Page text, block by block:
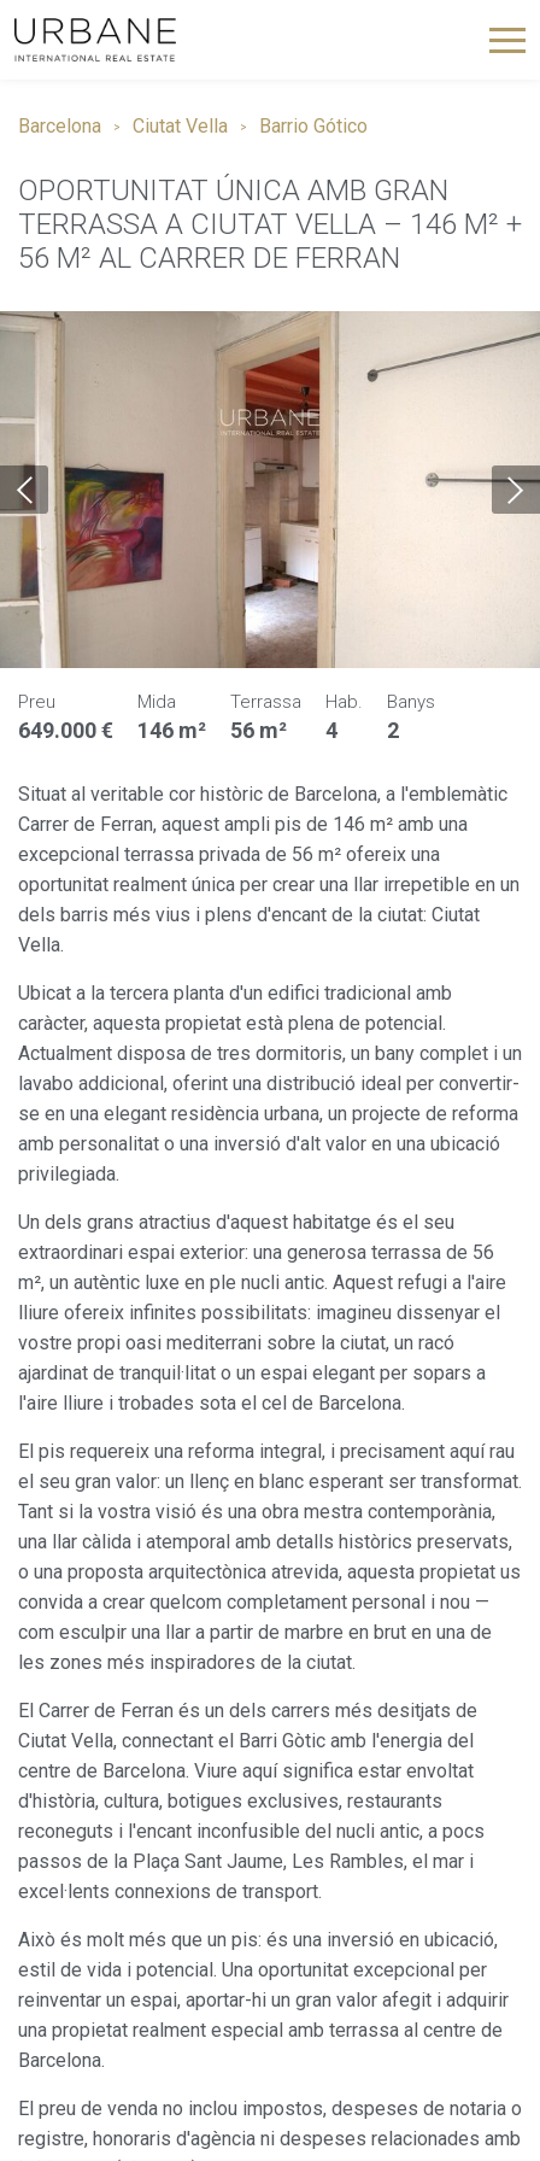
Barcelona Ciutat Vella Barrio Gótico
OPORTUNITAT ÚNICA AMB GRAN
TERRASSA A CIUTAT VELLA – 146 M² +
56 M² AL CARRER DE FERRAN
Preu
649.000 €
Mida
146 m²
Terrassa
56 m²
Hab.
4
Banys
2
Situat al veritable cor històric de Barcelona, a l'emblemàtic
Carrer de Ferran, aquest ampli pis de 146 m² amb una
excepcional terrassa privada de 56 m² ofereix una
oportunitat realment única per crear una llar irrepetible en un
dels barris més vius i plens d'encant de la ciutat: Ciutat
Vella.
Ubicat a la tercera planta d'un edifici tradicional amb
caràcter, aquesta propietat està plena de potencial.
Actualment disposa de tres dormitoris, un bany complet i un
lavabo addicional, oferint una distribució ideal per convertir-
se en una elegant residència urbana, un projecte de reforma
amb personalitat o una inversió d'alt valor en una ubicació
privilegiada.
Un dels grans atractius d'aquest habitatge és el seu
extraordinari espai exterior: una generosa terrassa de 56
m², un autèntic luxe en ple nucli antic. Aquest refugi a l'aire
lliure ofereix infinites possibilitats: imagineu dissenyar el
vostre propi oasi mediterrani sobre la ciutat, un racó
ajardinat de tranquil·litat o un espai elegant per sopars a
l'aire lliure i trobades sota el cel de Barcelona.
El pis requereix una reforma integral, i precisament aquí rau
el seu gran valor: un llenç en blanc esperant ser transformat.
Tant si la vostra visió és una obra mestra contemporània,
una llar càlida i atemporal amb detalls històrics preservats,
o una proposta arquitectònica atrevida, aquesta propietat us
convida a crear quelcom completament personal i nou —
com esculpir una llar a partir de marbre en brut en una de
les zones més inspiradores de la ciutat.
El Carrer de Ferran és un dels carrers més desitjats de
Ciutat Vella, connectant el Barri Gòtic amb l'energia del
centre de Barcelona. Viure aquí significa estar envoltat
d'història, cultura, botigues exclusives, restaurants
reconeguts i l'encant inconfusible del nucli antic, a pocs
passos de la Plaça Sant Jaume, Les Rambles, el mar i
excel·lents connexions de transport.
Això és molt més que un pis: és una inversió en ubicació,
estil de vida i potencial. Una oportunitat excepcional per
reinventar un espai, aportar-hi un gran valor afegit i adquirir
una propietat realment especial amb terrassa al centre de
Barcelona.
El preu de venda no inclou impostos, despeses de notaria o
registre, honoraris d'agència ni despeses relacionades amb
Modificar cookies
Tècniques i funcionals
Aquest lloc web utilitza cookies pròpies per recopilar
informació amb la finalitat de millorar els nostres serveis.
Si continua navegant, suposa l'acceptació de la instal·lació
de les mateixes. L'usuari té la possibilitat de configurar el
navegador podent, si així ho desitja, impedir que siguin
instal·lades al disc dur, encara que haurà de tenir en
compte que aquesta acció podrà ocasionar dificultats de
navegació de la pàgina web.
Analítiques i personalització